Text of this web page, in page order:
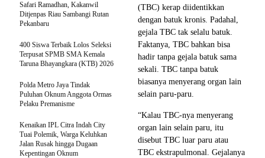
(TBC) kerap diidentikkan
dengan batuk kronis. Padahal,
gejala TBC tak selalu batuk.
Faktanya, TBC bahkan bisa
hadir tanpa gejala batuk sama
sekali. TBC tanpa batuk
biasanya menyerang organ lain
selain paru-paru.
“Kalau TBC-nya menyerang
organ lain selain paru, itu
disebut TBC luar paru atau
TBC ekstrapulmonal. Gejalanya
Safari Ramadhan, Kakanwil
Ditjenpas Riau Sambangi Rutan
Pekanbaru
400 Siswa Terbaik Lolos Seleksi
Terpusat SPMB SMA Kemala
Taruna Bhayangkara (KTB) 2026
Polda Metro Jaya Tindak
Puluhan Oknum Anggota Ormas
Pelaku Premanisme
Kenaikan IPL Citra Indah City
Tuai Polemik, Warga Keluhkan
Jalan Rusak hingga Dugaan
Kepentingan Oknum